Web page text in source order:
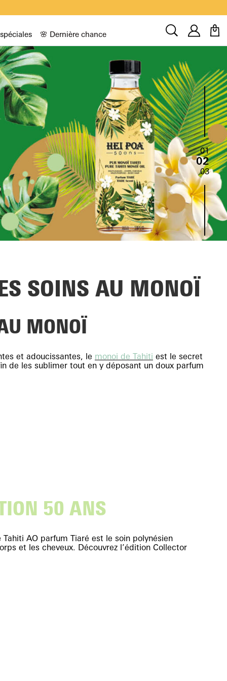
🌸 Dernière chance
Recherche
01
02
03
SOINS AU MONOÏ
MONOÏ
et adoucissantes, le monoi de Tahiti est le secret
de les sublimer tout en y déposant un doux parfum
50 ANS
AO parfum Tiaré est le soin polynésien
et les cheveux. Découvrez l’édition Collector